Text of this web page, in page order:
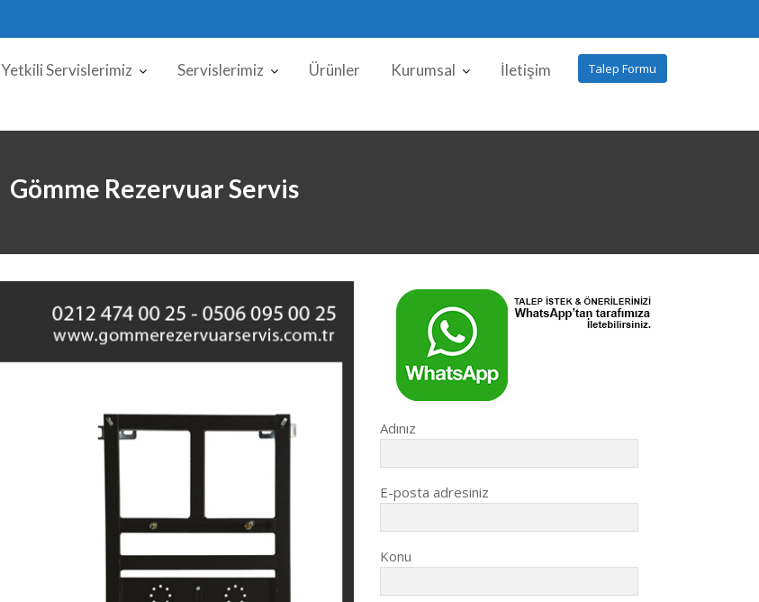
Talep Formu
Yetkili Servislerimiz Servislerimiz Ürünler Kurumsal İletişim
Gömme Rezervuar Servis
Adınız
E-posta adresiniz
Konu